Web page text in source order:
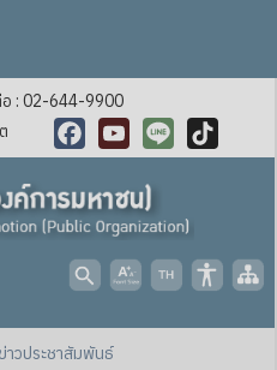
: 02-644-9900
Facebook
YouTube
Line TikTok
าวประชาสัมพันธ์